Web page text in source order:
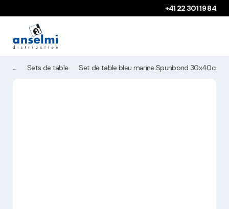
+41 22 301 19 84
Sets de table Set de table bleu marine Spunbond 30x40cm